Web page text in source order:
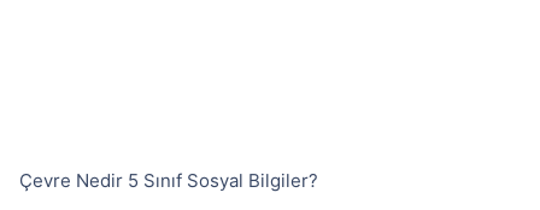
Çevre Nedir 5 Sınıf Sosyal Bilgiler?